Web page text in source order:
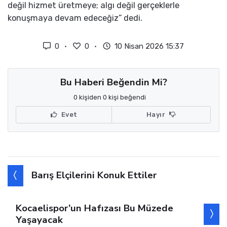
değil hizmet üretmeye; algı değil gerçeklerle
konuşmaya devam edeceğiz” dedi.
0 0 10 Nisan 2026 15:37
Bu Haberi Beğendin Mi?
0 kişiden 0 kişi beğendi
Evet Hayır
Barış Elçilerini Konuk Ettiler
Kocaelispor’un Hafızası Bu Müzede
Yaşayacak